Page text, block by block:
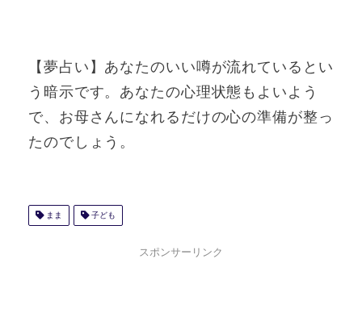
【夢占い】あなたのいい噂が流れているとい
う暗示です。あなたの心理状態もよいよう
で、お母さんになれるだけの心の準備が整っ
たのでしょう。
まま 子ども
スポンサーリンク